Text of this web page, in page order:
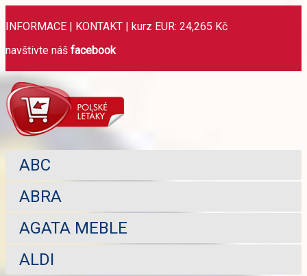
INFORMACE | KONTAKT | kurz EUR: 24,265 Kč
navštivte náš facebook
ABC
ABRA
AGATA MEBLE
ALDI